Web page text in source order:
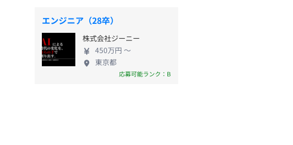
エンジニア（28卒）
株式会社ジーニー
450万円 〜
東京都
応募可能ランク：B